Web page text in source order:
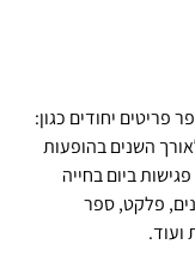
פריטים יחודים כגון:
השנים בהופעות
ביום בחייה
פלקט, ספר
ועוד.